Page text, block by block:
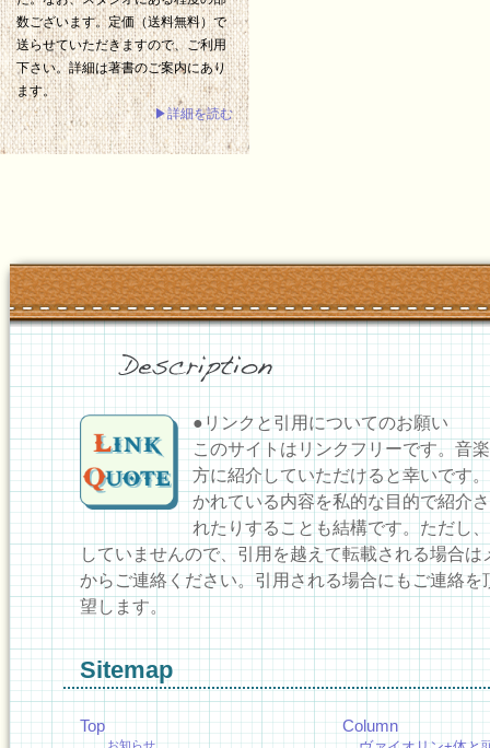
数ございます。定価（送料無料）で
送らせていただきますので、ご利用
下さい。詳細は著書のご案内にあり
ます。
▶詳細を読む
●リンクと引用についてのお願い
このサイトはリンクフリーです。音
方に紹介していただけると幸いです
かれている内容を私的な目的で紹介
れたりすることも結構です。ただし
していませんので、引用を越えて転載される場合は
からご連絡ください。引用される場合にもご連絡を
望します。
Sitemap
Top
お知らせ
Column